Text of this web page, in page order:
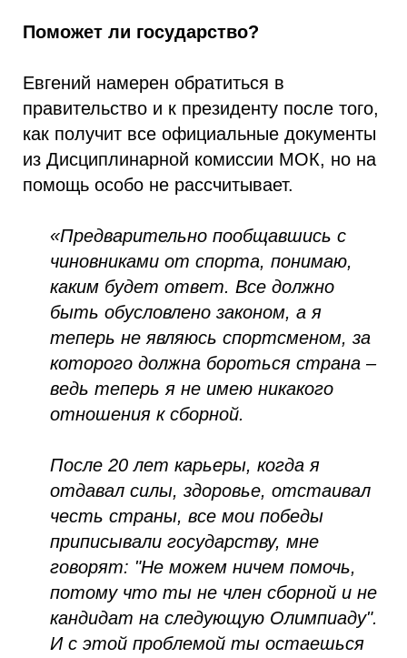
Поможет ли государство?
Евгений намерен обратиться в
правительство и к президенту после того,
как получит все официальные документы
из Дисциплинарной комиссии МОК, но на
помощь особо не рассчитывает.
«Предварительно пообщавшись с
чиновниками от спорта, понимаю,
каким будет ответ. Все должно
быть обусловлено законом, а я
теперь не являюсь спортсменом, за
которого должна бороться страна –
ведь теперь я не имею никакого
отношения к сборной.
После 20 лет карьеры, когда я
отдавал силы, здоровье, отстаивал
честь страны, все мои победы
приписывали государству, мне
говорят: "Не можем ничем помочь,
потому что ты не член сборной и не
кандидат на следующую Олимпиаду".
И с этой проблемой ты остаешься